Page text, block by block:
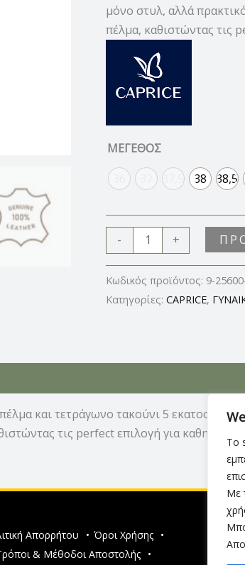
Το
Με
μόνο στυλ, αλλά
πέλμα, καθιστώντας τις
ΜΕΓΕΘΟΣ
37,5 38 38,5
- +
Κωδικός προϊόντος: 9-
Κατηγορίες: CAPRICE,
και τετράγωνο τακούνι 5 εκατοστών.
τις perfect επιλογή για καθημερινή
Απορρήτου • Όροι Χρήσης
•
& Μέθοδοι Αποστολής
•